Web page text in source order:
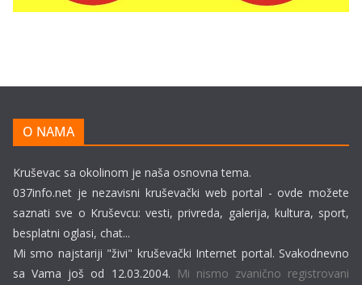
O NAMA
Kruševac sa okolinom je naša osnovna tema.
037info.net je nezavisni kruševački web portal - ovde možete
saznati sve o Kruševcu: vesti, privreda, galerija, kultura, sport,
besplatni oglasi, chat...
Mi smo najstariji "živi" kruševački Internet portal. Svakodnevno
sa Vama još od 12.03.2004. Mi nismo zvanično registrovani